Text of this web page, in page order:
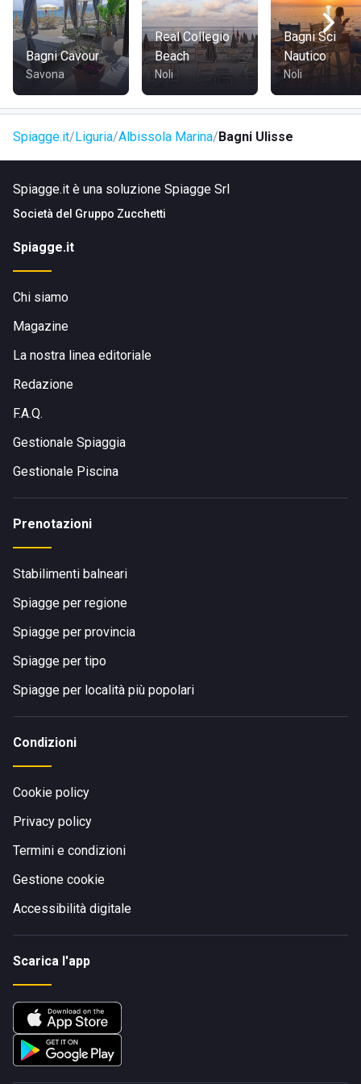
Bagni Ulisse sorge lungo la Passeggiata Eugenio Montale,
34 ad Albisola Superiore in provincia di Savona. Per chi
arriva da Savona è consigliato seguire la A10/E80 e SP2
oppure la SS1 e la SP2. Da Genova percorrere la A/10 e poi
la E80.
Bagni Cavour
Savona
Real Collegio
Beach
Noli
Bagni Sci
Nautico
Noli
Spiagge.it Liguria Albissola Marina Bagni Ulisse
Spiagge.it è una soluzione Spiagge Srl
Società del Gruppo Zucchetti
Spiagge.it
Chi siamo
Magazine
La nostra linea editoriale
Redazione
F.A.Q.
Gestionale Spiaggia
Gestionale Piscina
Prenotazioni
Stabilimenti balneari
Spiagge per regione
Spiagge per provincia
Spiagge per tipo
Spiagge per località più popolari
Condizioni
Cookie policy
Privacy policy
Termini e condizioni
Gestione cookie
Accessibilità digitale
Scarica l'app